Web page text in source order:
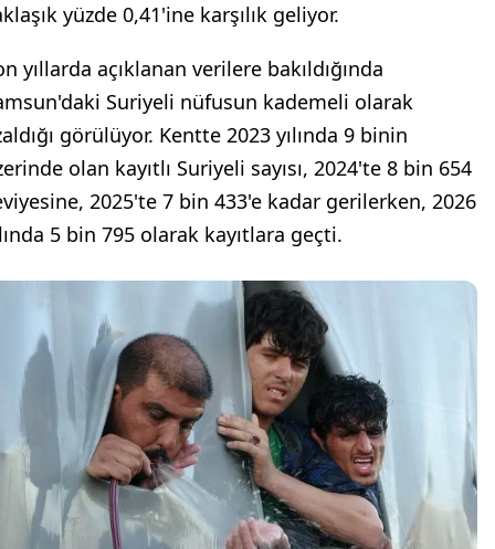
yüzde 0,41'ine karşılık geliyor.
yıllarda açıklanan verilere bakıldığında
Suriyeli nüfusun kademeli olarak
görülüyor. Kentte 2023 yılında 9 binin
olan kayıtlı Suriyeli sayısı, 2024'te 8 bin 654
2025'te 7 bin 433'e kadar gerilerken, 2026
5 bin 795 olarak kayıtlara geçti.